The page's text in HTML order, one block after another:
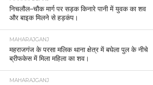
निचलौल–चौक मार्ग पर सड़क किनारे पानी में युवक का शव
और बाइक मिलने से हड़कंप।
MAHARAJGANJ
महराजगंज के परसा मलिक थाना क्षेत्र में बघेला पुल के नीचे
ब्रीफकेस में मिला महिला का शव।
MAHARAJGANJ